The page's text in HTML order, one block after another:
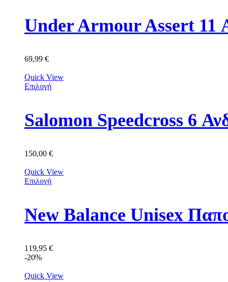
Under Armour Assert 11
69,99 €
Quick View
Επιλογή
Salomon Speedcross 6
150,00 €
Quick View
Επιλογή
New Balance Unisex
119,95 €
-20%
Quick View